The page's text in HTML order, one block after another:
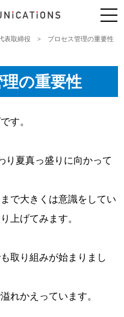
表取締役 > プロセス管理の重要性
の重要性
す。
り夏真っ盛りに向かって
で大きくは意識をしてい
上げてみます。
取り組みが始まりまし
れかえっています。